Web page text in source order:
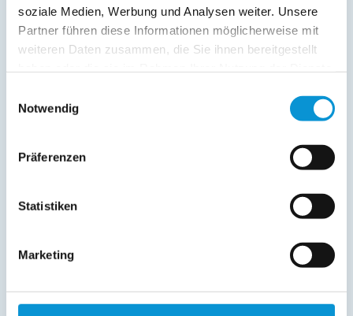
soziale Medien, Werbung und Analysen weiter. Unsere
Partner führen diese Informationen möglicherweise mit
weiteren Daten zusammen, die Sie ihnen bereitgestellt
Notwendig
Präferenzen
Statistiken
Marketing
Kopie der Nachricht per Mail zusenden
damit einverstanden.
*
Bearbeitung Ihres Anliegens
Auskunft über die bei der Ostsee-Ferienwohnungen.de
gespeicherten Daten erhalten sowie die Berichtigung,
Bearbeitung Ihres Anliegens kann diesem
entgegenstehen. Die vorgenannten Rechte können Sie
über die imImpressumangegebenen